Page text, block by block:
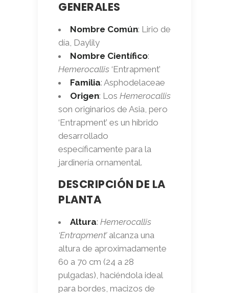
GENERALES
Nombre Común: Lirio de
día, Daylily
Nombre Científico:
Hemerocallis ‘Entrapment’
Familia: Asphodelaceae
Origen: Los Hemerocallis
son originarios de Asia, pero
‘Entrapment’ es un híbrido
desarrollado
específicamente para la
jardinería ornamental.
DESCRIPCIÓN DE LA
PLANTA
Altura: Hemerocallis
‘Entrapment’alcanza una
altura de aproximadamente
60 a 70 cm (24 a 28
pulgadas), haciéndola ideal
para bordes, macizos de